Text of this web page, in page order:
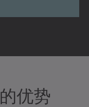
的优势